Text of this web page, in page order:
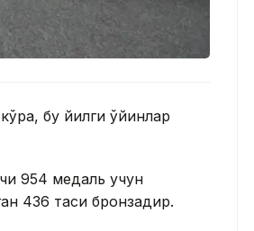
бу йилги ўйинлар
954 медаль учун
436 таси бронзадир.